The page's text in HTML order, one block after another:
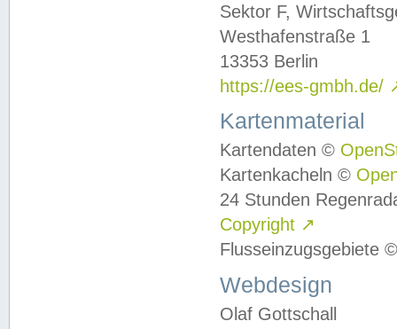
Sektor F,
Westhafenstraße 1
13353 Berlin
https://ees-gmbh.de/
Kartenmaterial
Kartendaten ©
Kartenkacheln ©
24 Stunden
Copyright ↗
Flusseinzugsgebiete
Webdesign
Olaf Gottschall